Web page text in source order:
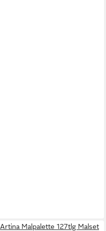
Artina Malpalette 127tlg Malset